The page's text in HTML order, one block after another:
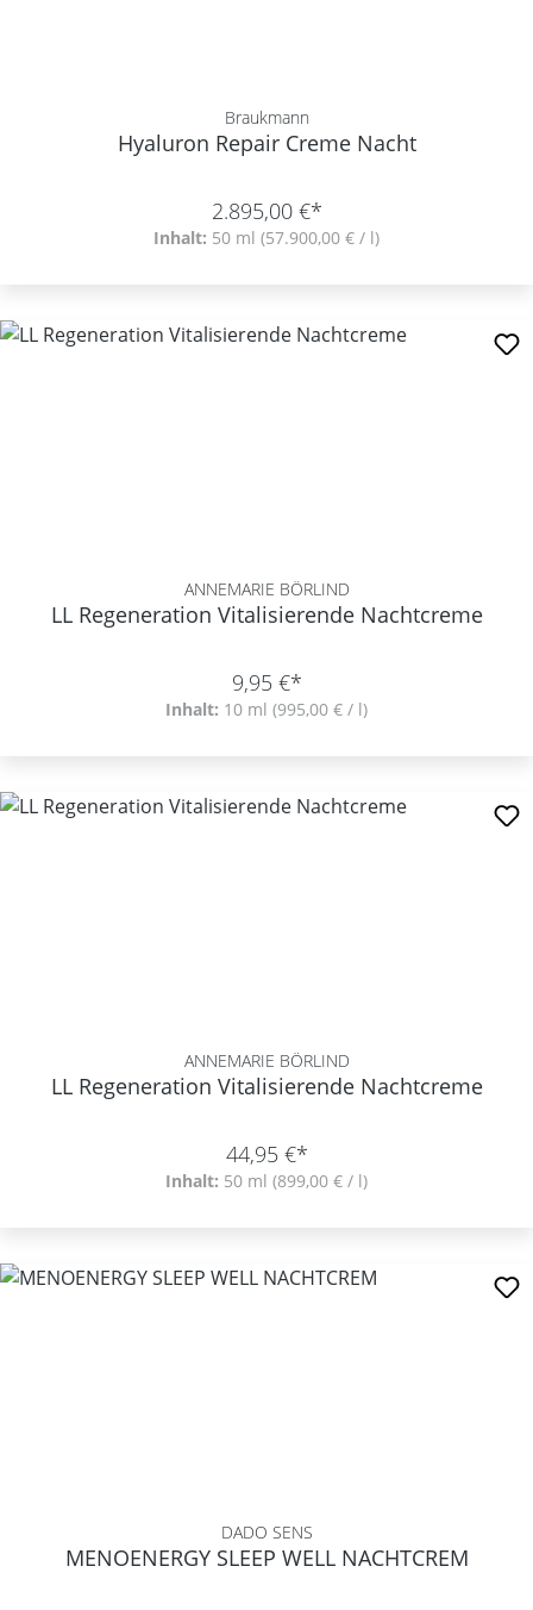
Braukmann
Hyaluron Repair Creme Nacht
2.895,00 €*
Inhalt: 50 ml (57.900,00 € / l)
ANNEMARIE BÖRLIND
LL Regeneration Vitalisierende Nachtcreme
9,95 €*
Inhalt: 10 ml (995,00 € / l)
ANNEMARIE BÖRLIND
LL Regeneration Vitalisierende Nachtcreme
44,95 €*
Inhalt: 50 ml (899,00 € / l)
DADO SENS
MENOENERGY SLEEP WELL NACHTCREM